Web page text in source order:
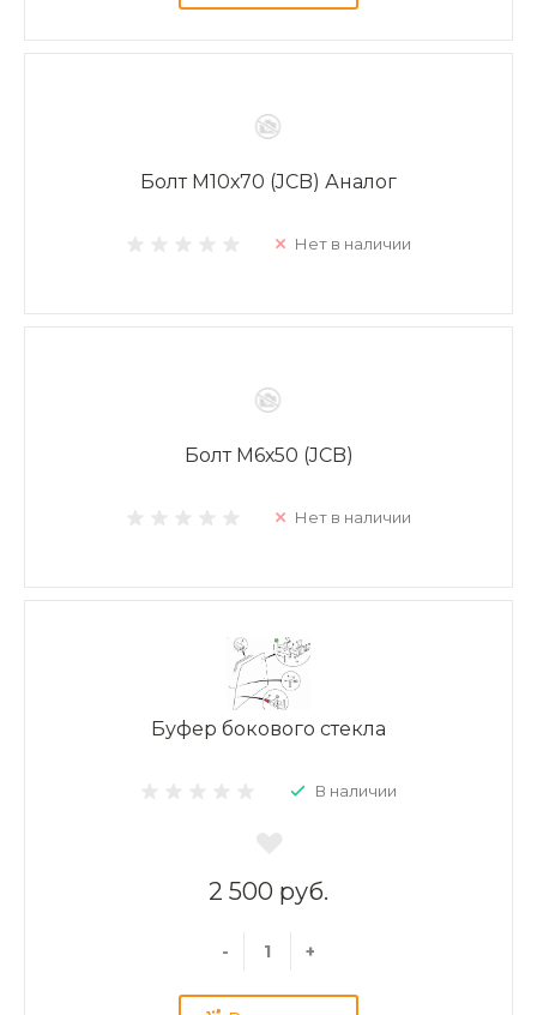
Болт М10х70 (JCB) Аналог
Нет в наличии
Болт М6х50 (JCB)
Нет в наличии
Буфер бокового стекла
В наличии
2 500 руб.
- +